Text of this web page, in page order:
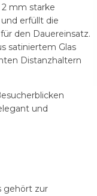
mm starke
erfüllt die
den Dauereinsatz.
satiniertem Glas
Distanzhaltern
und
gehört zur